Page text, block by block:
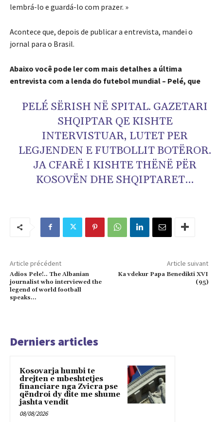
lembrá-lo e guardá-lo com prazer. »
Acontece que, depois de publicar a entrevista, mandei o
jornal para o Brasil.
Abaixo você pode ler com mais detalhes a última
entrevista com a lenda do futebol mundial – Pelé, que
PELÉ SËRISH NË SPITAL. GAZETARI
SHQIPTAR QE KISHTE
INTERVISTUAR, LUTET PER
LEGJENDEN E FUTBOLLIT BOTËROR.
JA CFARË I KISHTE THËNË PËR
KOSOVËN DHE SHQIPTARET…
Article précédent
Adios Pele!.. The Albanian
journalist who interviewed the
legend of world football
speaks…
Article suivant
Ka vdekur Papa Benedikti XVI
(95)
Derniers articles
Kosovarja humbi te
drejten e mbeshtetjes
financiare nga Zvicra pse
qëndroi dy dite me shume
jashta vendit
08/08/2026